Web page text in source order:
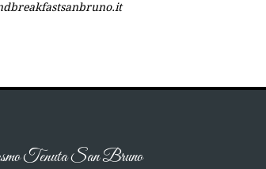
Tenuta San Bruno